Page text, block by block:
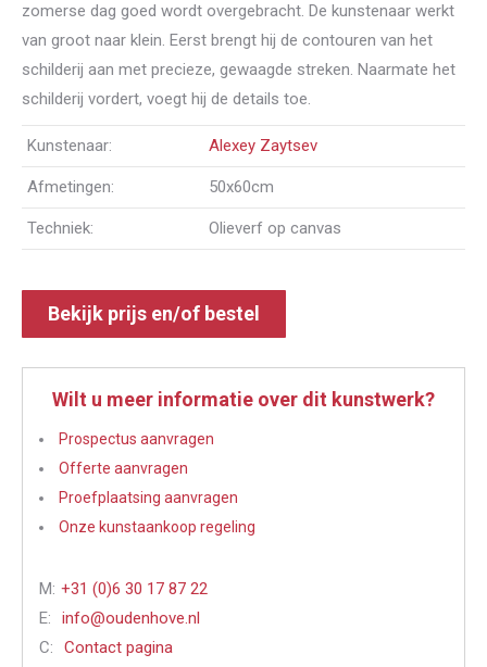
zomerse dag goed wordt overgebracht. De kunstenaar werkt
van groot naar klein. Eerst brengt hij de contouren van het
schilderij aan met precieze, gewaagde streken. Naarmate het
schilderij vordert, voegt hij de details toe.
Kunstenaar: Alexey Zaytsev
Afmetingen: 50x60cm
Techniek: Olieverf op canvas
Bekijk prijs en/of bestel
Wilt u meer informatie over dit kunstwerk?
Prospectus aanvragen
Offerte aanvragen
Proefplaatsing aanvragen
Onze kunstaankoop regeling
M: +31 (0)6 30 17 87 22
E:
info@oudenhove.nl
C:
Contact pagina